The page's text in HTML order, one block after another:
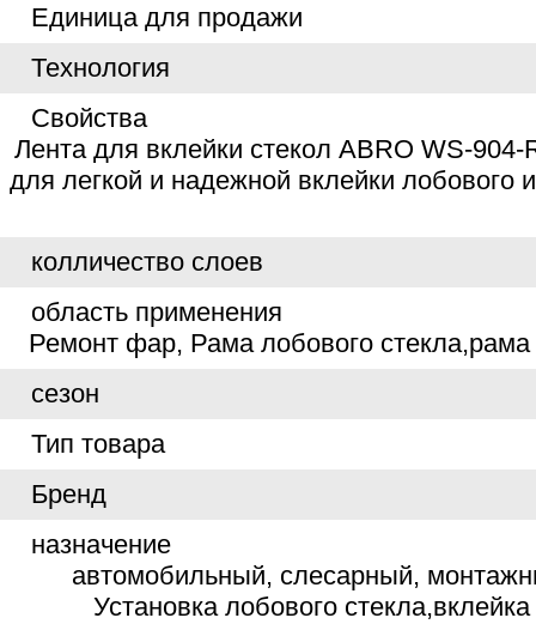
Единица для продажи
Технология
Свойства
Лента для вклейки стекол ABRO WS-904-
для легкой и надежной вклейки лобового
колличество слоев
область применения
Ремонт фар, Рама лобового стекла,рама
сезон
Тип товара
Бренд
назначение
автомобильный, слесарный,
Установка лобового